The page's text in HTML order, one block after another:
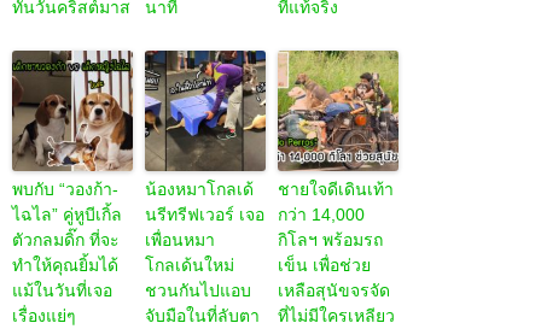
ทันวันคริสต์มาส นาที ที่แท้จริง
พบกับ “วองก้า-
ไฉไล” คู่หูบีเกิ้ล
ตัวกลมดิ๊ก ที่จะ
ทำให้คุณยิ้มได้
แม้ในวันที่เจอ
เรื่องแย่ๆ
น้องหมาโกลเด้
นรีทรีฟเวอร์ เจอ
เพื่อนหมา
โกลเด้นใหม่
ชวนกันไปแอบ
จับมือในที่ลับตา
ชายใจดีเดินเท้า
กว่า 14,000
กิโลฯ พร้อมรถ
เข็น เพื่อช่วย
เหลือสุนัขจรจัด
ที่ไม่มีใครเหลียว